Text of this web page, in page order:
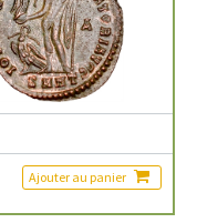
Ajouter au panier